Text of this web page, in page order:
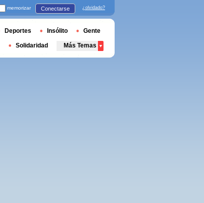
memorizar Conectarse ¿olvidado?
Deportes Insólito Gente
Solidaridad Más Temas